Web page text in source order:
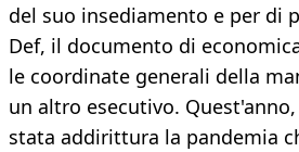
del suo insediamento e per di
Def, il documento di
le coordinate generali della
un altro esecutivo.
stata addirittura la pandemia